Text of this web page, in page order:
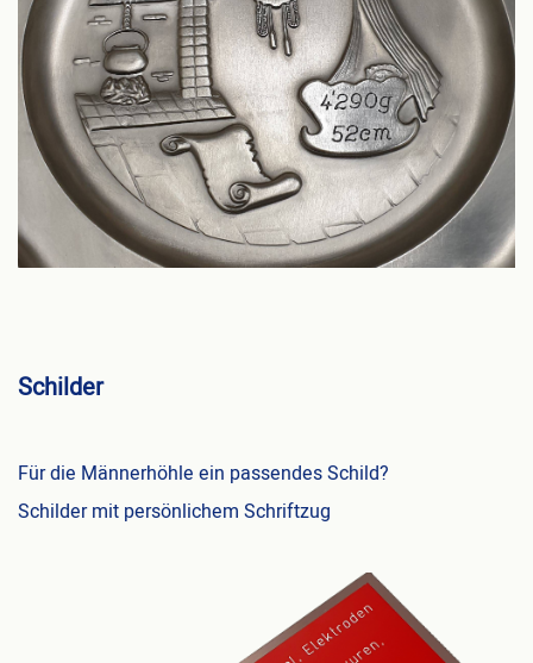
Schilder
Für die Männerhöhle ein passendes Schild?
Schilder mit persönlichem Schriftzug